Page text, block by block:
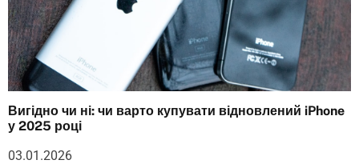
Вигідно чи ні: чи варто купувати відновлений iPhone
у 2025 році
03.01.2026